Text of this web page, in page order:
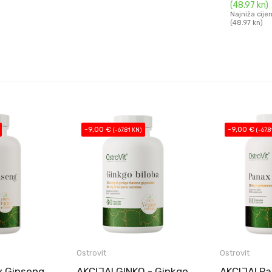
(48.97 kn)
Najniža
(48.97 kn)
-9,00 €(-67.81 KN)
Ostrovit
-9,00 €(-
Ostrovit